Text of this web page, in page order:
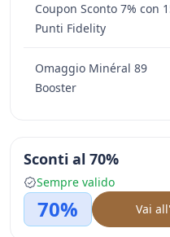
Coupon Sconto 7% con
Punti Fidelity
Omaggio Minéral 89
Booster
Sconti al 70%
Sempre valido
70% Vai